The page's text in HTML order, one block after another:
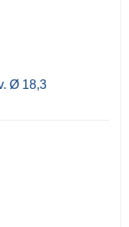
Ø 18,3